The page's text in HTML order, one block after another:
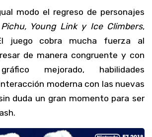
modo el regreso de personajes
Pichu, Young Link y Ice Climbers,
juego cobra mucha fuerza al
de manera congruente y con
mejorado, habilidades
moderna con las nuevas
duda un gran momento para ser